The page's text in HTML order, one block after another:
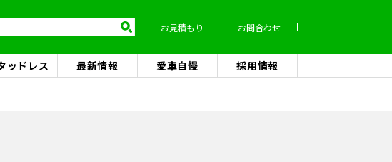
お見積もり お問合わせ
ッドレス 最新情報 愛車自慢 採用情報